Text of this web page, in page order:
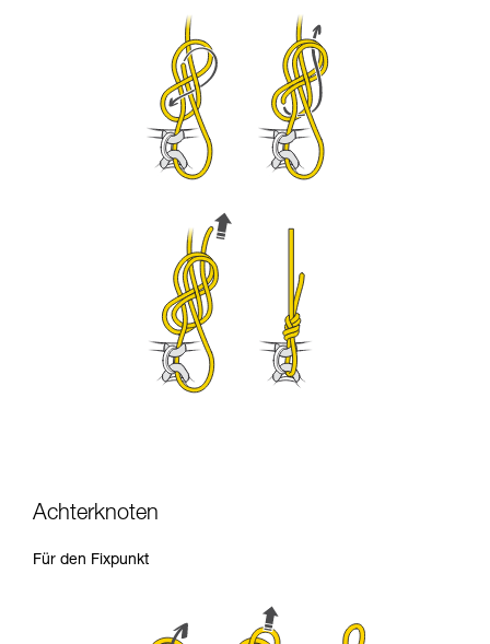
Achterknoten
Für den Fixpunkt